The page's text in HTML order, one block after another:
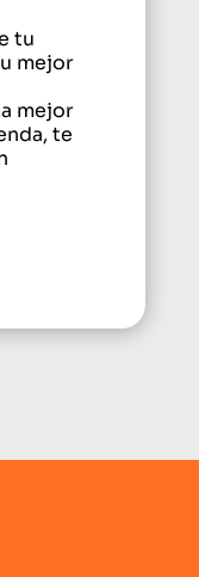
tu
mejor
mejor
te